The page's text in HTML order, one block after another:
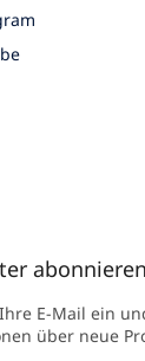
abonnieren
E-Mail ein
über neue